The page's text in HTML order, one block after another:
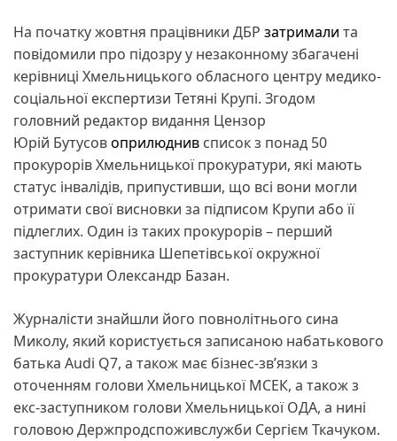
На початку жовтня працівники ДБР затримали та
повідомили про підозру у незаконному збагачені
керівниці Хмельницького обласного центру медико-
соціальної експертизи Тетяні Крупі. Згодом
головний редактор видання Цензор
Юрій Бутусовоприлюднив список з понад 50
прокурорів Хмельницької прокуратури, які мають
статус інвалідів, припустивши, що всі вони могли
отримати свої висновки за підписом Крупи або її
підлеглих. Один із таких прокурорів – перший
заступник керівника Шепетівської окружної
прокуратури Олександр Базан.
​Журналісти знайшли його повнолітнього сина
Миколу, який користується записаною набатькового
батька Audi Q7, а також має бізнес-звʼязки з
оточенням голови Хмельницької МСЕК, а також з
екс-заступником голови Хмельницької ОДА, а нині
головою Держпродспоживслужби Сергієм Ткачуком.